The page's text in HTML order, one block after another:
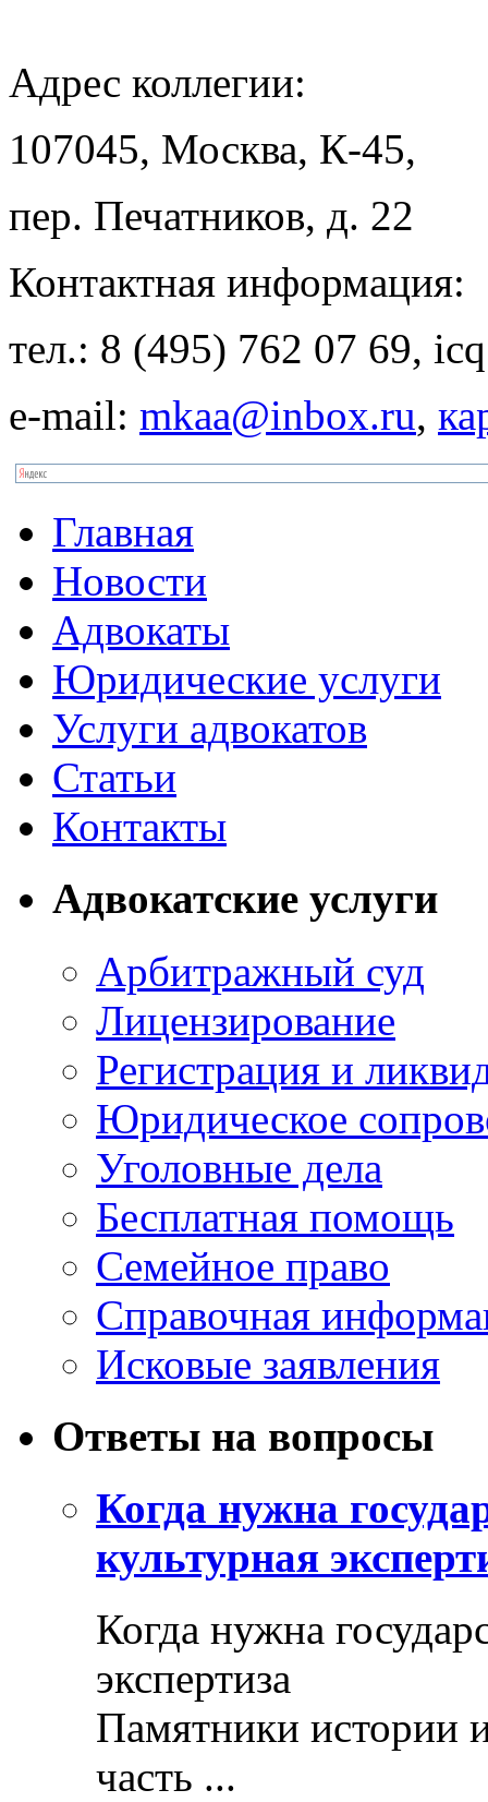
Адрес коллегии:
107045, Москва, К-45,
пер. Печатников, д. 22
Контактная информация:
тел.: 8 (495) 762 07 69,
e-mail: mkaa@inbox.ru,
Главная
Новости
Адвокаты
Юридические услуги
Услуги адвокатов
Статьи
Контакты
Адвокатские услуги
Арбитражный суд
Лицензирование
Регистрация и
Юридическое
Уголовные дела
Бесплатная помощь
Семейное право
Справочная
Исковые заявления
Ответы на вопросы
Когда нужна
культурная
Когда нужна
экспертиза
Памятники истории
часть ...